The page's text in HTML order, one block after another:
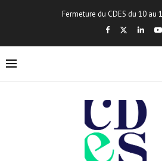
Fermeture du CDES du 10 au